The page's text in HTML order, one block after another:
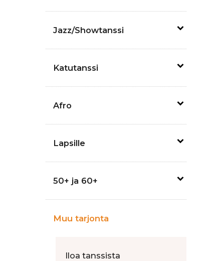
Jazz/Showtanssi
Katutanssi
Afro
Lapsille
50+ ja 60+
Muu tarjonta
Iloa tanssista